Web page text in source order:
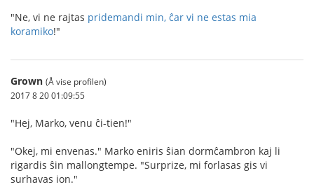
"Ne, vi ne rajtas pridemandi min, ĉar vi ne estas mia
koramiko!"
Grown (Å vise profilen)
2017 8 20 01:09:55
"Hej, Marko, venu ĉi-tien!"
"Okej, mi envenas." Marko eniris ŝian dormĉambron kaj li
rigardis ŝin mallongtempe. "Surprize, mi forlasas gis vi
surhavas ion."